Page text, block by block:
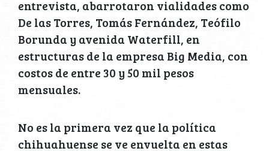
entrevista, abarrotaron vialidades como
De las Torres, Tomás Fernández, Teófilo
Borunda y avenida Waterfill, en
estructuras de la empresa Big Media, con
costos de entre 30 y 50 mil pesos
mensuales.
No es la primera vez que la política
chihuahuense se ve envuelta en estas